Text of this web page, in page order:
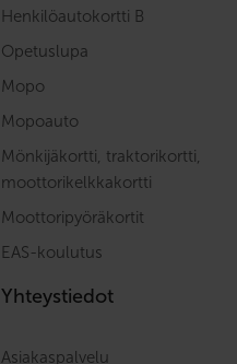
Henkilöautokortti B
Opetuslupa
Mopo
Mopoauto
Mönkijäkortti, traktorikortti,
moottorikelkkakortti
Moottoripyöräkortit
EAS-koulutus
Yhteystiedot
Asiakaspalvelu